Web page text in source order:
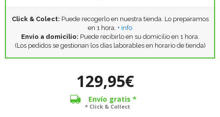
Click & Colect: Puede recogerlo en nuestra tienda. Lo preparamos
en 1 hora. + info
Envío a domicilio: Puede recibirlo en su domicilio en 1 hora.
(Los pedidos se gestionan los días laborables en horario de tienda)
129,95€
Envío gratis *
* Click & Collect